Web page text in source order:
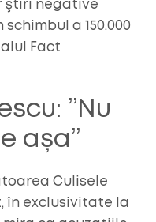
ştiri negative
a 150.000
Fact
”Nu
așa”
Culisele
în exclusivitate la